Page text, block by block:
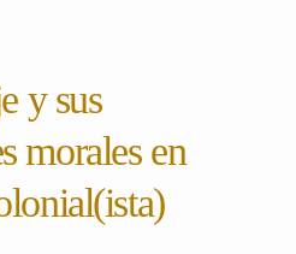
y sus
morales en